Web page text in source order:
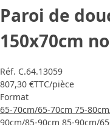
Paroi de
150x70cm
Réf. C.64.13059
807,30 €TTC/pièce
Format
65-70cm/65-70cm 75-
90cm/85-90cm 85-90cm/